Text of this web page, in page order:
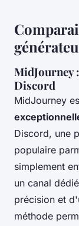
MidJourney
Discord
MidJourney
Discord, une
populaire
simplement
un canal
précision et
méthode